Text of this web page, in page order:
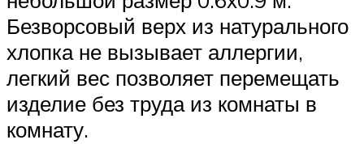
Безворсовый верх из натурального
хлопка не вызывает аллергии,
легкий вес позволяет перемещать
изделие без труда из комнаты в
комнату.